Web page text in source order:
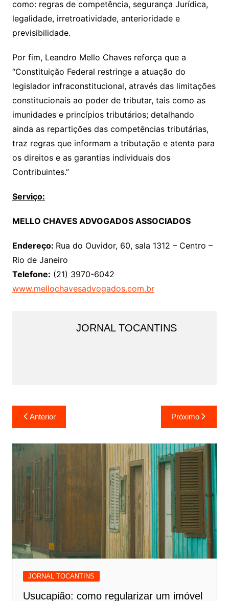
como: regras de competência, segurança Jurídica,
legalidade, irretroatividade, anterioridade e
previsibilidade.
Por fim, Leandro Mello Chaves reforça que a
“Constituição Federal restringe a atuação do
legislador infraconstitucional, através das limitações
constitucionais ao poder de tributar, tais como as
imunidades e princípios tributários; detalhando
ainda as repartições das competências tributárias,
traz regras que informam a tributação e atenta para
os direitos e as garantias individuais dos
Contribuintes.”
Serviço:
MELLO CHAVES ADVOGADOS ASSOCIADOS
Endereço: Rua do Ouvidor, 60, sala 1312 – Centro –
Rio de Janeiro
Telefone: (21) 3970-6042
www.mellochavesadvogados.com.br
JORNAL TOCANTINS
Navegação
de
Post
Anterior Próximo
JORNAL TOCANTINS
Usucapião: como regularizar um imóvel